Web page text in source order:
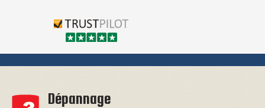
Dépannage